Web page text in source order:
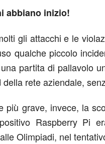
abbiano inizio!
gli attacchi e le
qualche piccolo
partita di pallavolo
della rete aziendale,
più grave, invece, la
Raspberry Pi
Olimpiadi, nel